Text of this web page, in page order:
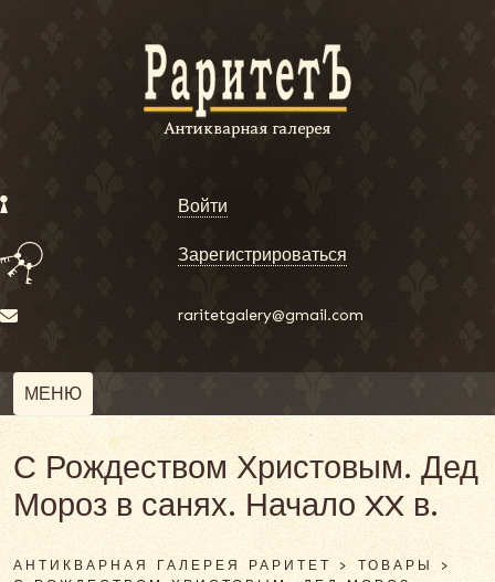
Войти
Зарегистрироваться
raritetgalery@gmail.com
МЕНЮ
С Рождеством Христовым. Дед
Мороз в санях. Начало XX в.
АНТИКВАРНАЯ ГАЛЕРЕЯ РАРИТЕТ > ТОВАРЫ >